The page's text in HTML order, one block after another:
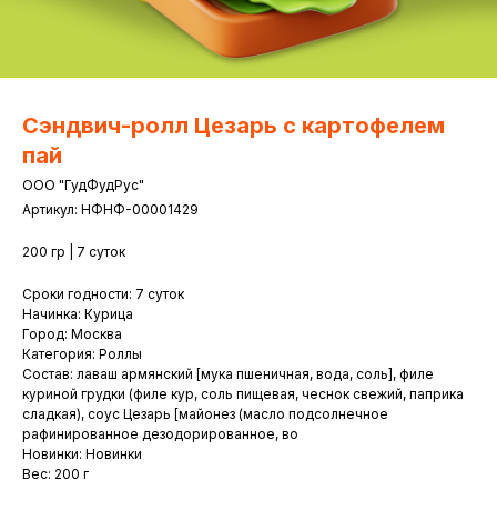
Сэндвич-ролл Цезарь с картофелем
пай
ООО "ГудФудРус"
Артикул: НФНФ-00001429
200 гр | 7 суток
Сроки годности: 7 суток
Начинка: Курица
Город: Москва
Категория: Роллы
Состав: лаваш армянский [мука пшеничная, вода, соль], филе
куриной грудки (филе кур, соль пищевая, чеснок свежий, паприка
сладкая), соус Цезарь [майонез (масло подсолнечное
рафинированное дезодорированное, во
Новинки: Новинки
Вес: 200 г